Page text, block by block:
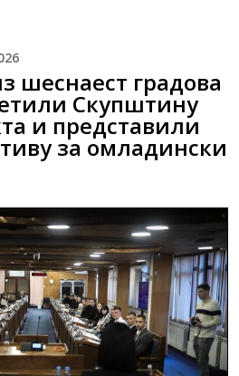
шеснаест градова
Скупштину
и представили
за омладински